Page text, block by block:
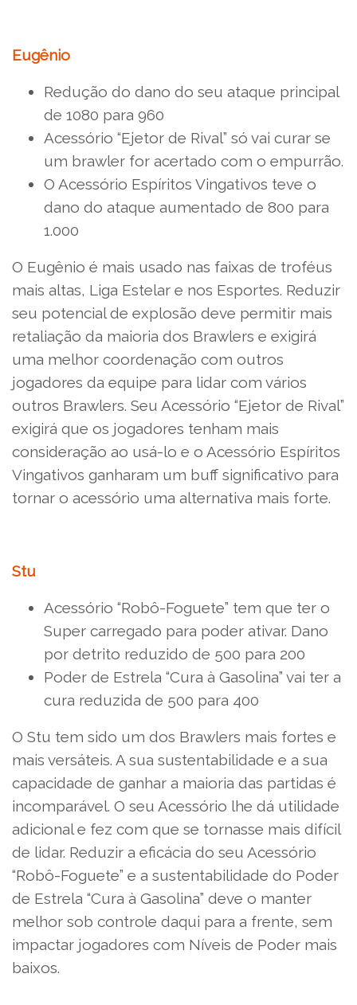
Eugênio
Redução do dano do seu ataque principal
de 1080 para 960
Acessório “Ejetor de Rival” só vai curar se
um brawler for acertado com o empurrão.
O Acessório Espíritos Vingativos teve o
dano do ataque aumentado de 800 para
1.000
O Eugênio é mais usado nas faixas de troféus
mais altas, Liga Estelar e nos Esportes. Reduzir
seu potencial de explosão deve permitir mais
retaliação da maioria dos Brawlers e exigirá
uma melhor coordenação com outros
jogadores da equipe para lidar com vários
outros Brawlers. Seu Acessório “Ejetor de Rival”
exigirá que os jogadores tenham mais
consideração ao usá-lo e o Acessório Espíritos
Vingativos ganharam um buff significativo para
tornar o acessório uma alternativa mais forte.
Stu
Acessório “Robô-Foguete” tem que ter o
Super carregado para poder ativar. Dano
por detrito reduzido de 500 para 200
Poder de Estrela “Cura à Gasolina” vai ter a
cura reduzida de 500 para 400
O Stu tem sido um dos Brawlers mais fortes e
mais versáteis. A sua sustentabilidade e a sua
capacidade de ganhar a maioria das partidas é
incomparável. O seu Acessório lhe dá utilidade
adicional e fez com que se tornasse mais difícil
de lidar. Reduzir a eficácia do seu Acessório
“Robô-Foguete” e a sustentabilidade do Poder
de Estrela “Cura à Gasolina” deve o manter
melhor sob controle daqui para a frente, sem
impactar jogadores com Níveis de Poder mais
baixos.